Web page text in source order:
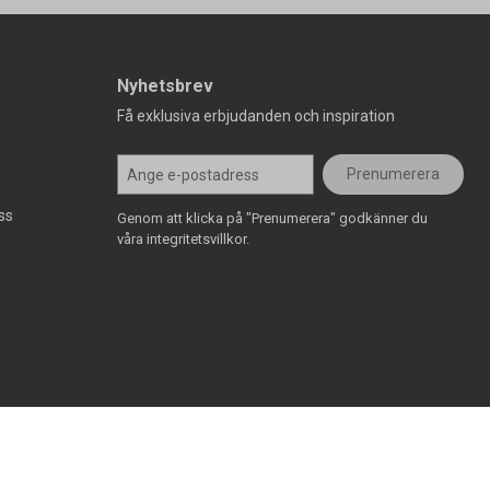
Nyhetsbrev
Få exklusiva erbjudanden och inspiration
Prenumerera
Genom att klicka på "Prenumerera" godkänner du
våra integritetsvillkor.